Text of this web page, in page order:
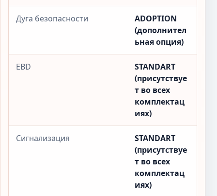
Дуга безопасности
ADOPTION
(дополнител
ьная опция)
EBD
STANDART
(присутствуе
т во всех
комплектац
иях)
Сигнализация
STANDART
(присутствуе
т во всех
комплектац
иях)